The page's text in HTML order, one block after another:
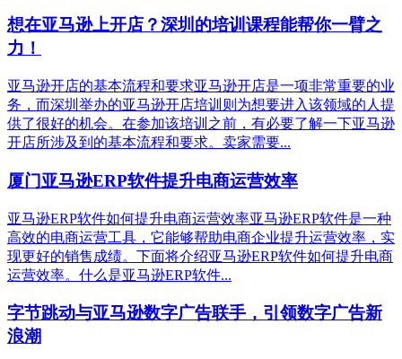
想在亚马逊上开店？深圳的培训课程能帮你一臂之
力！
亚马逊开店的基本流程和要求亚马逊开店是一项非常重要的业
务，而深圳举办的亚马逊开店培训则为想要进入该领域的人提
供了很好的机会。在参加该培训之前，有必要了解一下亚马逊
开店所涉及到的基本流程和要求。卖家需要...
厦门亚马逊ERP软件提升电商运营效率
亚马逊ERP软件如何提升电商运营效率亚马逊ERP软件是一种
高效的电商运营工具，它能够帮助电商企业提升运营效率，实
现更好的销售成绩。下面将介绍亚马逊ERP软件如何提升电商
运营效率。什么是亚马逊ERP软件...
字节跳动与亚马逊数字广告联手，引领数字广告新
浪潮